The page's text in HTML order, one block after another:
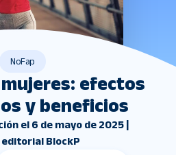
NoFap
efectos
y beneficios
el 6 de mayo de 2025 |
editorial BlockP